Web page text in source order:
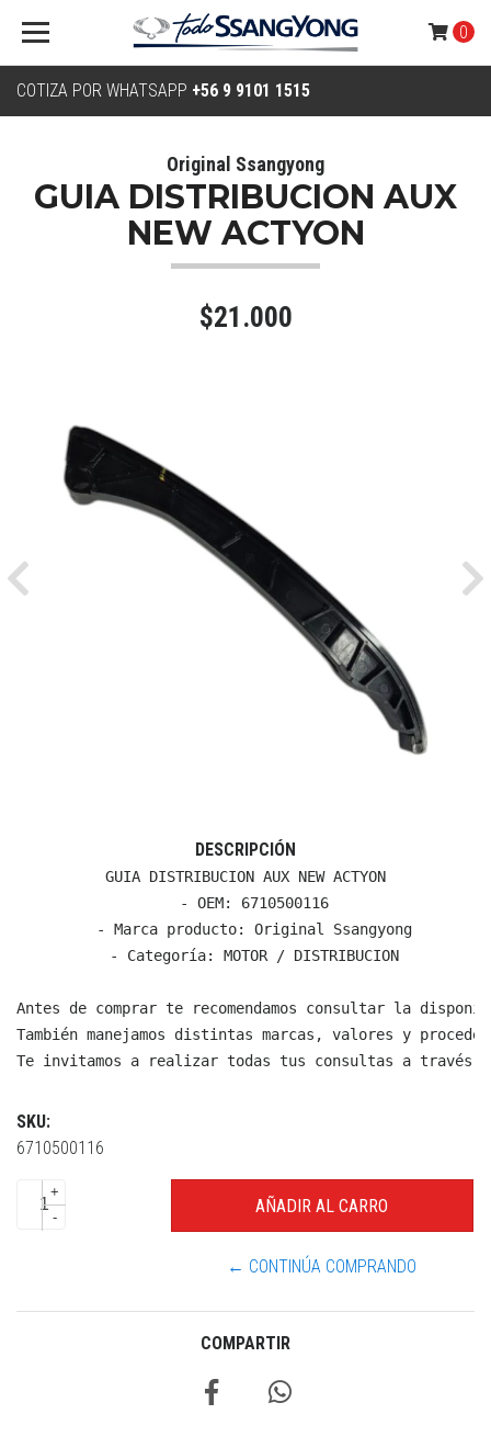
COTIZA POR WHATSAPP +56 9 9101 1515
0
Original Ssangyong
GUIA DISTRIBUCION AUX
NEW ACTYON
$21.000
Previous
DESCRIPCIÓN
GUIA DISTRIBUCION AUX NEW ACTYON
  - OEM: 6710500116
  - Marca producto: Original Ssangyong
  - Categoría: MOTOR / DISTRIBUCION
Antes de comprar te recomendamos consultar la
También manejamos distintas marcas, valores y
Te invitamos a realizar todas tus consultas a través
SKU:
6710500116
+
-
← CONTINÚA COMPRANDO
COMPARTIR